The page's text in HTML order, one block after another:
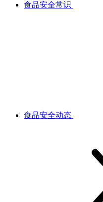
食品安全常识
食品安全动态